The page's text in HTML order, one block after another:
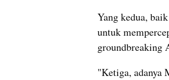
Yang kedua,
untuk
groundbreaking
"Ketiga, adanya